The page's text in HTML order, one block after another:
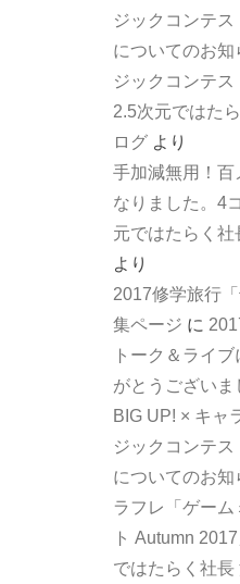
ジックコンテ
についてのお知
ジックコンテス
2.5次元ではた
ログ より
手加減無用！百
なりました。4
元ではたらく
より
2017修学旅行
集ページ に
トーク＆ライ
がとうございま
BIG UP! × キャ
ジックコンテ
についてのお知
ラフレ「ゲーム
ト Autumn
ではたらく社